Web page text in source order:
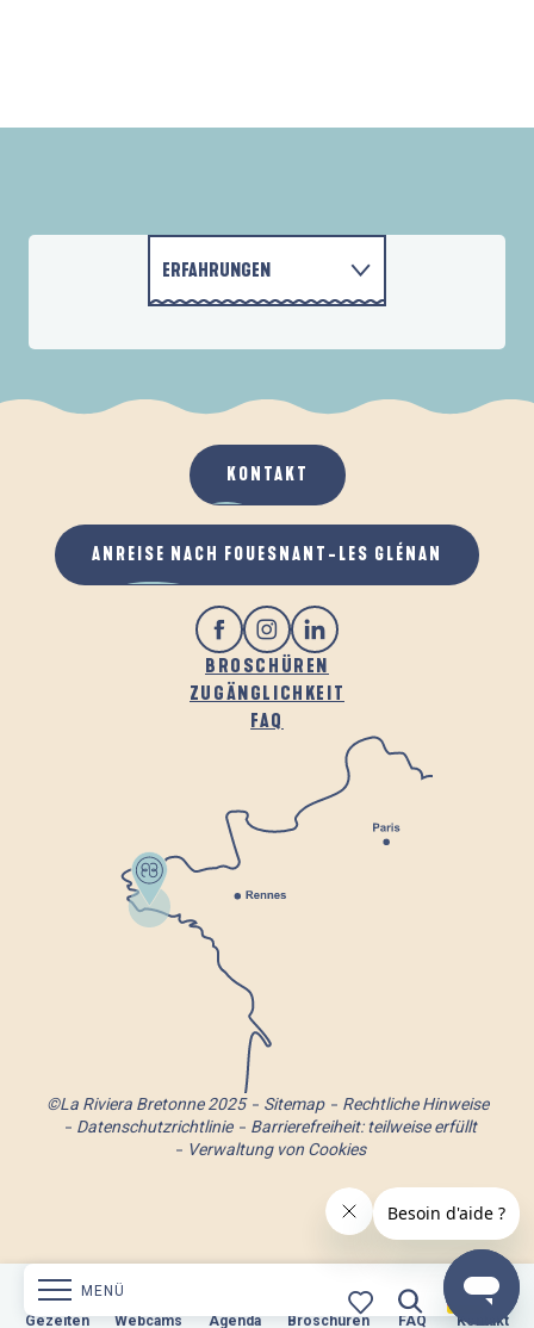
Gezeiten Webcams
Webcams Agenda
Agenda Broschüren
Broschüren FAQ
FAQ Kontakt
Kontakt
MENÜ
ERFAHRUNGEN
UNTERKÜNFTE
GASTRONOMIE
BROSCHÜREN
ZUGÄNGLICHKEIT
FAQ
KONTAKT
ANREISE NACH FOUESNANT-LES GLÉNAN
©La Riviera Bretonne 2025 Sitemap
Rechtliche Hinweise
Datenschutzrichtlinie
Barrierefreiheit: teilweise erfüllt
Verwaltung von Cookies